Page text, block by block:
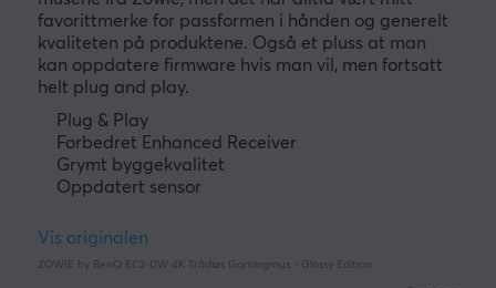
favorittmerke for passformen i hånden og generelt
kvaliteten på produktene. Også et pluss at man
kan oppdatere firmware hvis man vil, men fortsatt
helt plug and play.
Plug & Play
Forbedret Enhanced Receiver
Grymt byggekvalitet
Oppdatert sensor
Vis originalen
ZOWIE by BenQ EC2-DW 4K Trådløs Gamingmus - Glossy Edition